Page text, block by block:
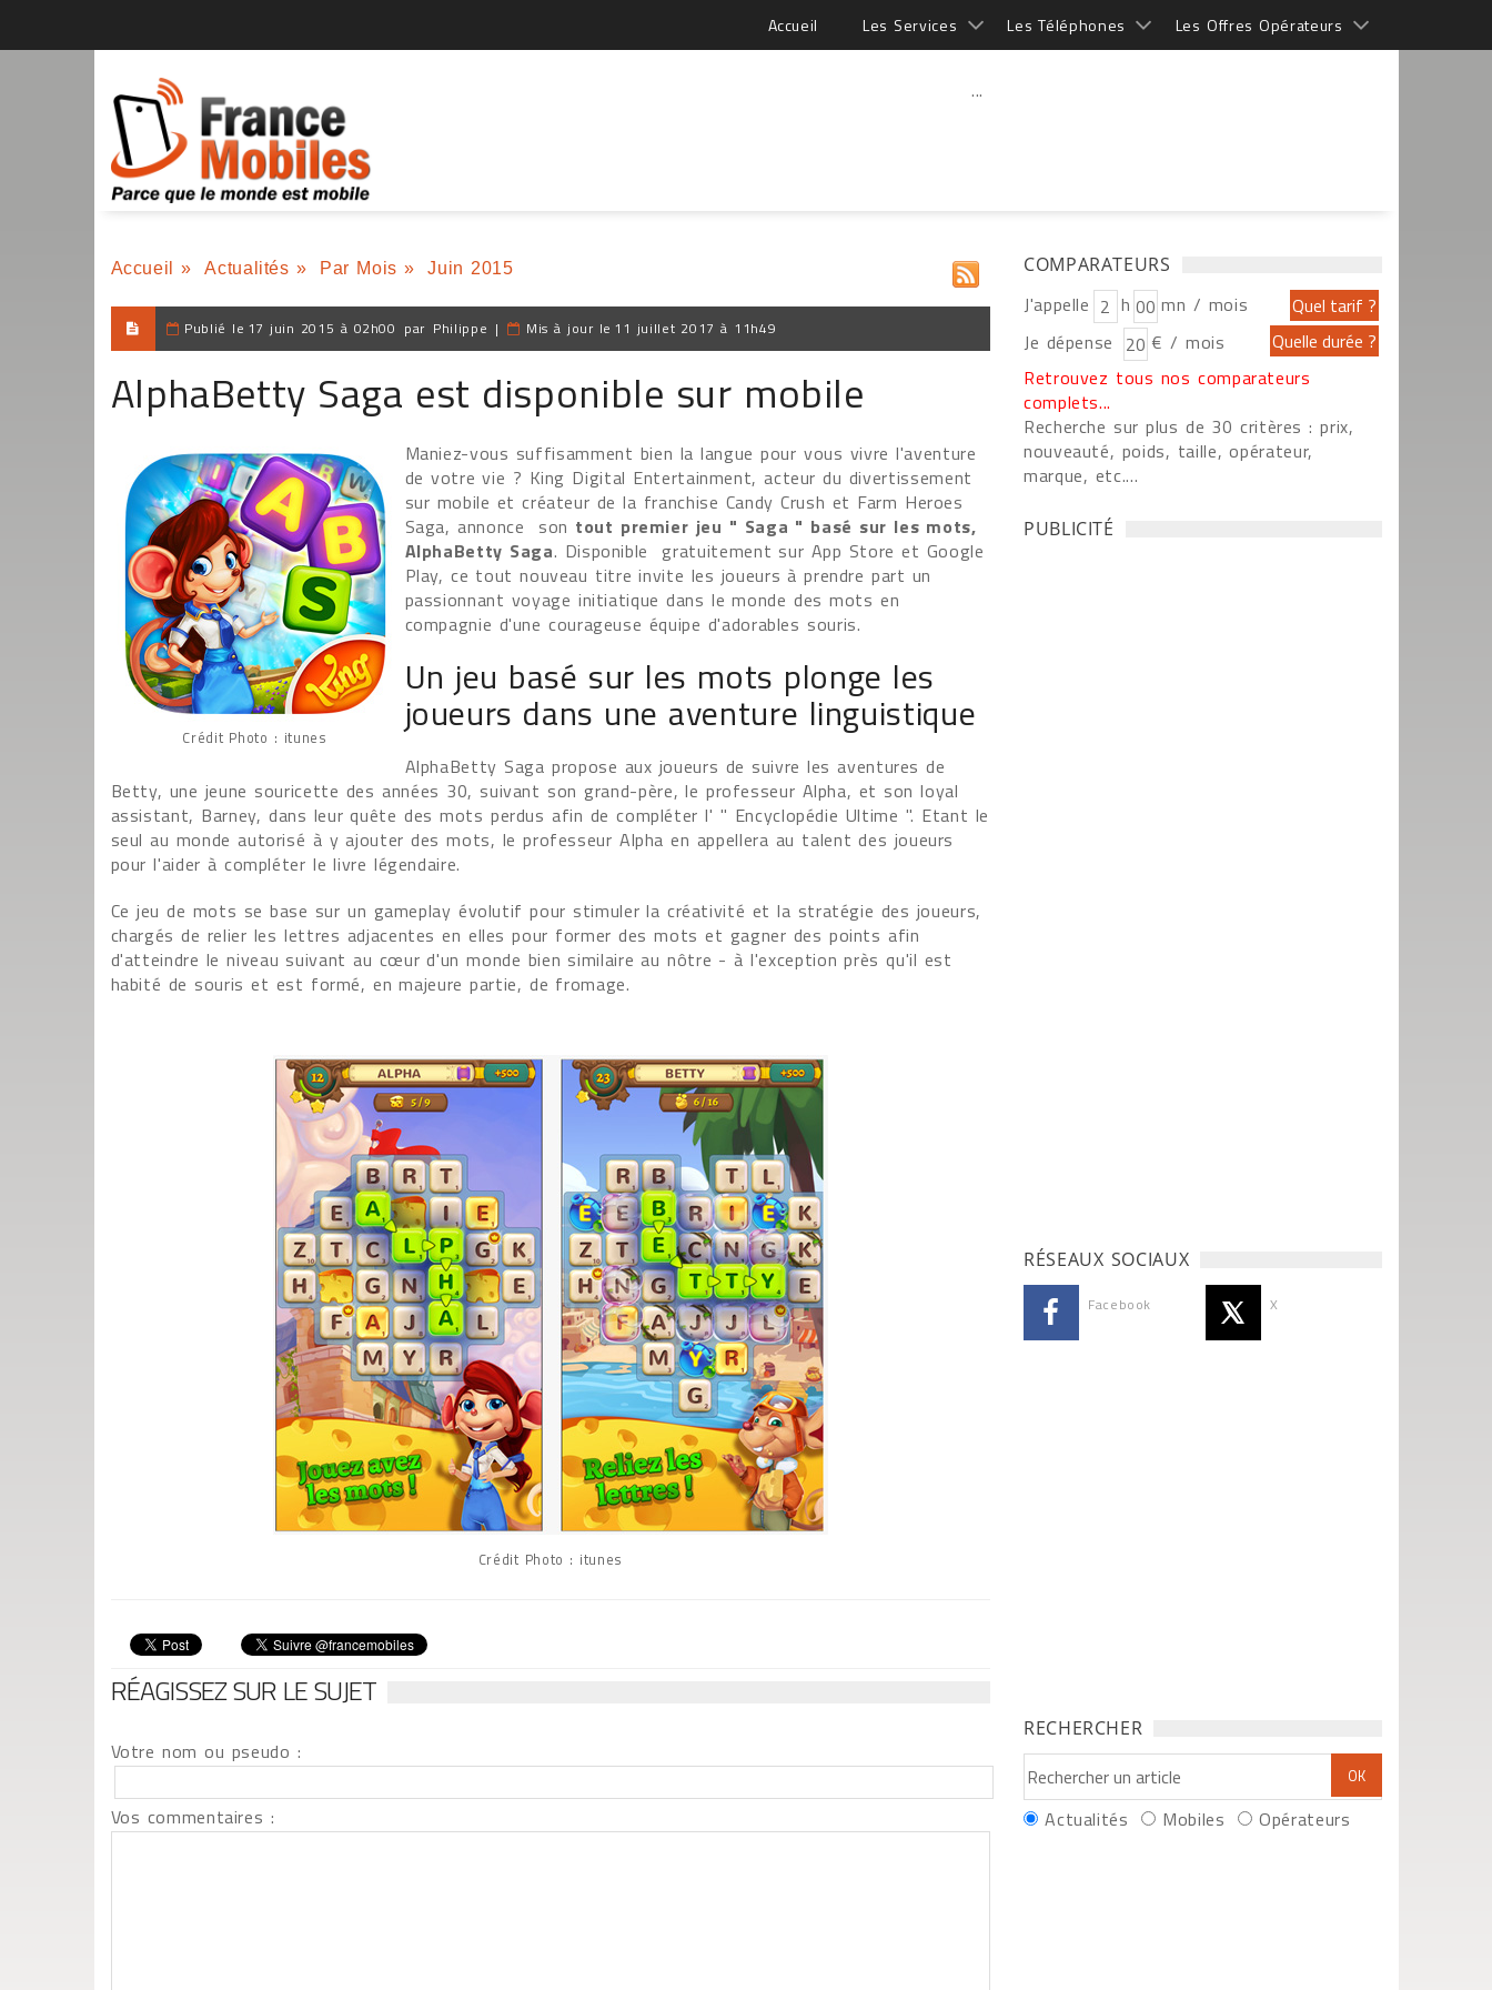
Accueil Les Services Les Téléphones Les Offres Opérateurs
...
Accueil » Actualités » Par Mois » Juin 2015
Publié le 17 juin 2015 à 02h00 par Philippe | Mis à jour le 11 juillet 2017 à 11h49
AlphaBetty Saga est disponible sur mobile
Crédit Photo : itunes
Maniez-vous suffisamment bien la langue pour vous vivre l'aventure
de votre vie ? King Digital Entertainment, acteur du divertissement
sur mobile et créateur de la franchise Candy Crush et Farm Heroes
Saga, annonce son tout premier jeu " Saga " basé sur les mots,
AlphaBetty Saga. Disponible gratuitement sur App Store et Google
Play, ce tout nouveau titre invite les joueurs à prendre part un
passionnant voyage initiatique dans le monde des mots en
compagnie d'une courageuse équipe d'adorables souris.
Un jeu basé sur les mots plonge les
joueurs dans une aventure linguistique
AlphaBetty Saga propose aux joueurs de suivre les aventures de
Betty, une jeune souricette des années 30, suivant son grand-père, le professeur Alpha, et son loyal
assistant, Barney, dans leur quête des mots perdus afin de compléter l' " Encyclopédie Ultime ". Etant le
seul au monde autorisé à y ajouter des mots, le professeur Alpha en appellera au talent des joueurs
pour l'aider à compléter le livre légendaire.
Ce jeu de mots se base sur un gameplay évolutif pour stimuler la créativité et la stratégie des joueurs,
chargés de relier les lettres adjacentes en elles pour former des mots et gagner des points afin
d'atteindre le niveau suivant au cœur d'un monde bien similaire au nôtre - à l'exception près qu'il est
habité de souris et est formé, en majeure partie, de fromage.
Crédit Photo : itunes
RÉAGISSEZ SUR LE SUJET
Votre nom ou pseudo :
Vos commentaires :
COMPARATEURS
J'appelle h
mn / mois
Je dépense
€ / mois
Retrouvez tous nos comparateurs
complets...
Recherche sur plus de 30 critères : prix,
nouveauté, poids, taille, opérateur,
marque, etc....
PUBLICITÉ
RÉSEAUX SOCIAUX
Facebook X
RECHERCHER
Actualités Mobiles Opérateurs